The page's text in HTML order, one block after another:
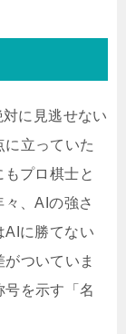
に見逃せない
立っていた
プロ棋士と
、AIの強さ
AIに勝てない
ついていま
号を示す「名